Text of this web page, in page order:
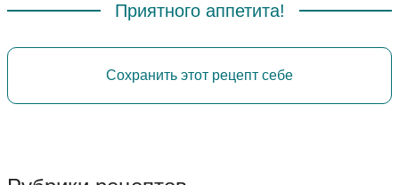
Приятного аппетита!
Сохранить этот рецепт себе